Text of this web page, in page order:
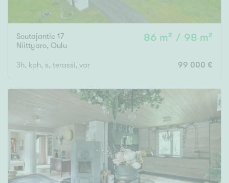
Soutajantie 17
Niittyaro, Oulu
86 m² / 98 m²
3h, kph, s, terassi, var 99 000 €